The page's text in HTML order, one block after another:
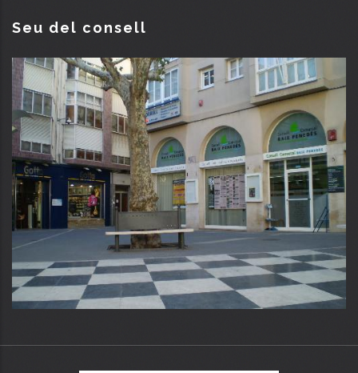
Seu del consell